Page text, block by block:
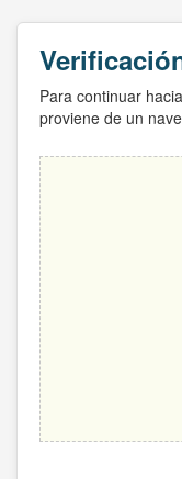
Para continuar
proviene de un